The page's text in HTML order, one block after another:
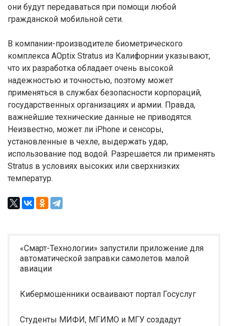
они будут передаваться при помощи любой
гражданской мобильной сети.
В компании-производителе биометрического
комплекса AOptix Stratus из Калифорнии указывают,
что их разработка обладает очень высокой
надежностью и точностью, поэтому может
применяться в службах безопасности корпораций,
государственных организациях и армии. Правда,
важнейшие технические данные не приводятся.
Неизвестно, может ли iPhone и сенсоры,
установленные в чехле, выдержать удар,
использование под водой. Разрешается ли применять
Stratus в условиях высоких или сверхнизких
температур.
«Смарт-Технологии» запустили приложение для
автоматической заправки самолетов малой
авиации
Кибермошенники осваивают портал Госуслуг
Студенты МИФИ, МГИМО и МГУ создадут